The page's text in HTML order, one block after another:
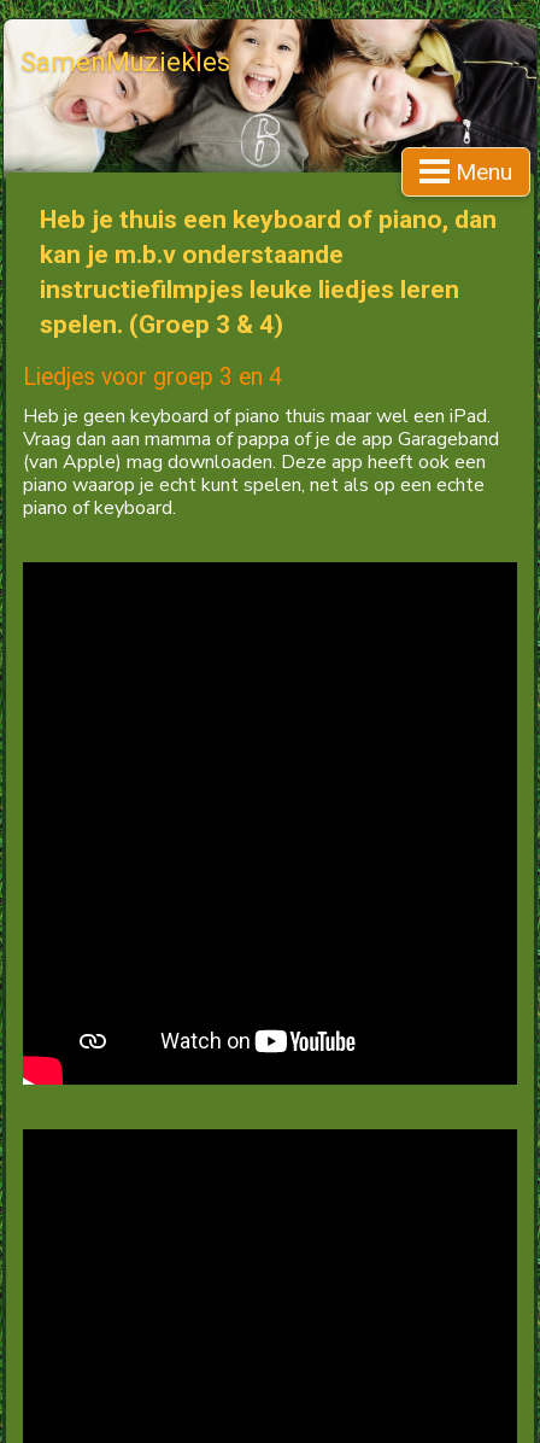
SamenMuziekles
Menu
Heb je thuis een keyboard of piano, dan
kan je m.b.v onderstaande
instructiefilmpjes leuke liedjes leren
spelen. (Groep 3 & 4)
Liedjes voor groep 3 en 4
Heb je geen keyboard of piano thuis maar wel een iPad.
Vraag dan aan mamma of pappa of je de app Garageband
(van Apple) mag downloaden. Deze app heeft ook een
piano waarop je echt kunt spelen, net als op een echte
piano of keyboard.